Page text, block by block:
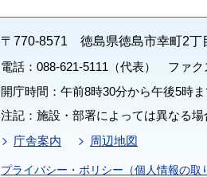
〒770-8571 徳島県徳島市幸町2丁
電話：088-621-5111（代表） ファク
開庁時間：午前8時30分から午後5時
注記：施設・部署によっては異なる
庁舎案内
周辺地図
プライバシー・ポリシー（個人情報の取